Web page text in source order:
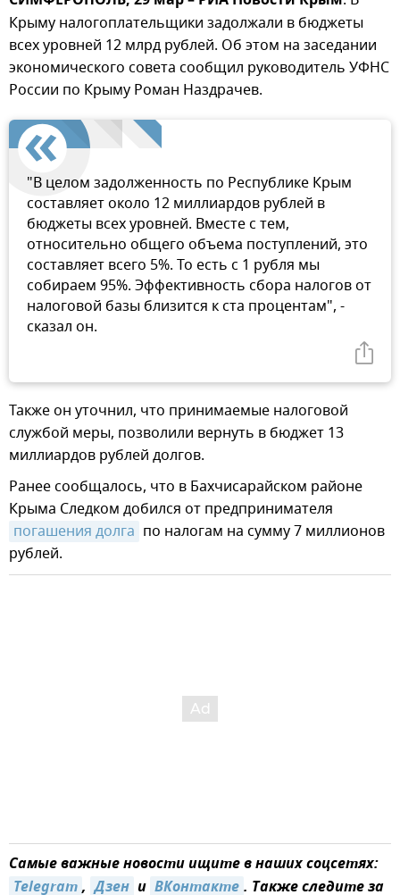
Крыму налогоплательщики задолжали в бюджеты
всех уровней 12 млрд рублей. Об этом на заседании
экономического совета сообщил руководитель УФНС
России по Крыму Роман Наздрачев.
"В целом задолженность по Республике Крым
составляет около 12 миллиардов рублей в
бюджеты всех уровней. Вместе с тем,
относительно общего объема поступлений, это
составляет всего 5%. То есть с 1 рубля мы
собираем 95%. Эффективность сбора налогов от
налоговой базы близится к ста процентам", -
сказал он.
Также он уточнил, что принимаемые налоговой
службой меры, позволили вернуть в бюджет 13
миллиардов рублей долгов.
Ранее сообщалось, что в Бахчисарайском районе
Крыма Следком добился от предпринимателя
погашения долга по налогам на сумму 7 миллионов
рублей.
Самые важные новости ищите в наших соцсетях:
Telegram, Дзен и ВКонтакте. Также следите за